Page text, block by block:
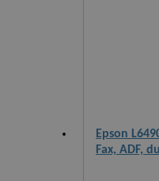
Epson
Fax, ADF,